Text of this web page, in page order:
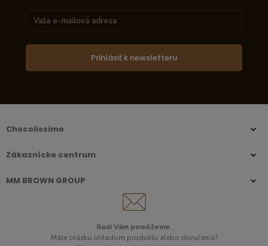
Prihlásiť k newsletteru
Chocolissimo
Zákaznícke centrum
MM BROWN GROUP
Radi Vám pomôžeme.​
Máte otázku ohľadom produktu alebo doručenia?